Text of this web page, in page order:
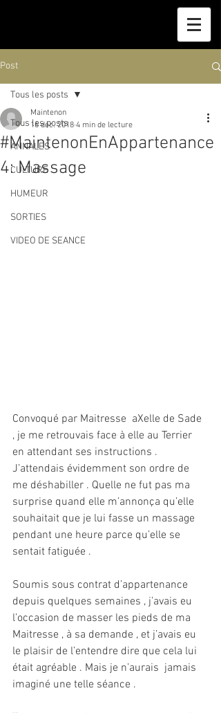
Post
Tous les posts
ANNALES
CULTURE
HUMEUR
SORTIES
VIDEO DE SEANCE
Tous les posts
#MaintenonEnAppartenance
4: Massage
Maintenon
16 déc. 2018 4 min de lecture
Convoqué par Maitresse  aXelle de Sade
, je me retrouvais face à elle au Terrier
en attendant ses instructions .
J’attendais évidemment son ordre de
me déshabiller . Quelle ne fut pas ma
surprise quand elle m’annonça qu’elle
souhaitait que je lui fasse un massage
pendant une heure parce qu’elle se
sentait fatiguée .
Soumis sous contrat d’appartenance
depuis quelques semaines , j’avais eu
l’occasion de masser les pieds de ma
Maitresse , à sa demande , et j’avais eu
le plaisir de l’entendre dire que cela lui
était agréable . Mais je n’aurais  jamais
imaginé une telle séance .